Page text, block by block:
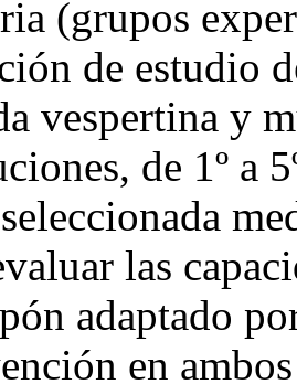
(grupos
de estudio
vespertina y
de 1º a
las
adaptado
en